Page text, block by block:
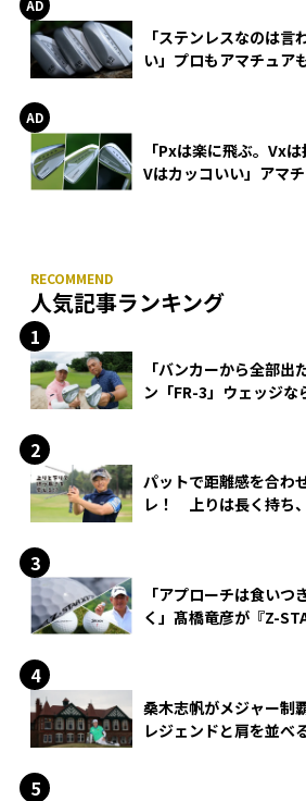
「ステンレスなのは
い」プロもアマチュア
「Pxは楽に飛ぶ。Vx
Vはカッコいい」アマ
人気記事ランキング
「バンカーから全部出
ン「FR-3」ウェッジな
パットで距離感を合わ
レ！ 上りは長く持ち
「アプローチは食いつ
く」髙橋竜彦が『Z-
桑木志帆がメジャー制
レジェンドと肩を並べ